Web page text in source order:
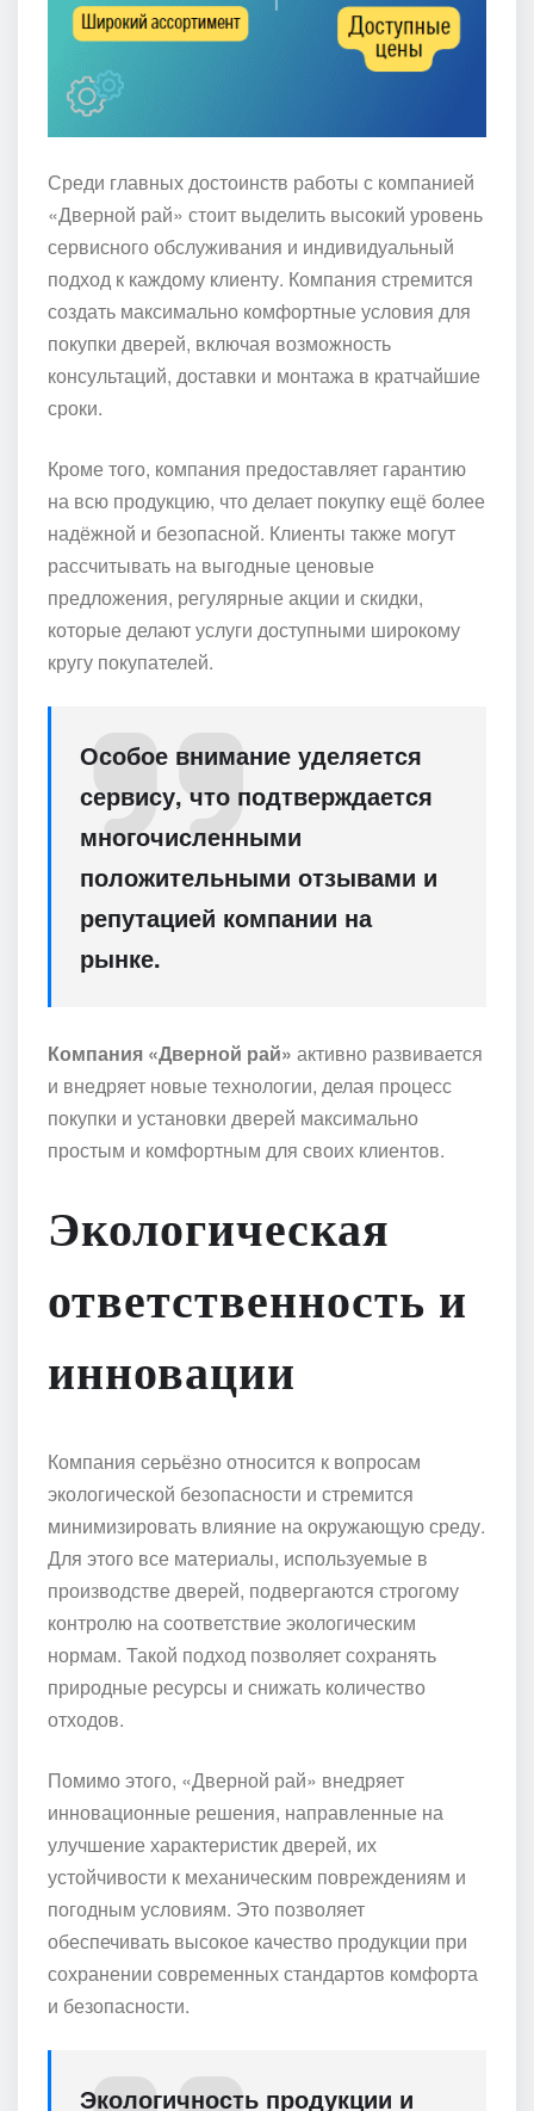
Среди главных достоинств работы с компанией
«Дверной рай» стоит выделить высокий уровень
сервисного обслуживания и индивидуальный
подход к каждому клиенту. Компания стремится
создать максимально комфортные условия для
покупки дверей, включая возможность
консультаций, доставки и монтажа в кратчайшие
сроки.
Кроме того, компания предоставляет гарантию
на всю продукцию, что делает покупку ещё более
надёжной и безопасной. Клиенты также могут
рассчитывать на выгодные ценовые
предложения, регулярные акции и скидки,
которые делают услуги доступными широкому
кругу покупателей.
Особое внимание уделяется
сервису, что подтверждается
многочисленными
положительными отзывами и
репутацией компании на
рынке.
Компания «Дверной рай» активно развивается
и внедряет новые технологии, делая процесс
покупки и установки дверей максимально
простым и комфортным для своих клиентов.
Экологическая
ответственность и
инновации
Компания серьёзно относится к вопросам
экологической безопасности и стремится
минимизировать влияние на окружающую среду.
Для этого все материалы, используемые в
производстве дверей, подвергаются строгому
контролю на соответствие экологическим
нормам. Такой подход позволяет сохранять
природные ресурсы и снижать количество
отходов.
Помимо этого, «Дверной рай» внедряет
инновационные решения, направленные на
улучшение характеристик дверей, их
устойчивости к механическим повреждениям и
погодным условиям. Это позволяет
обеспечивать высокое качество продукции при
сохранении современных стандартов комфорта
и безопасности.
Экологичность продукции и